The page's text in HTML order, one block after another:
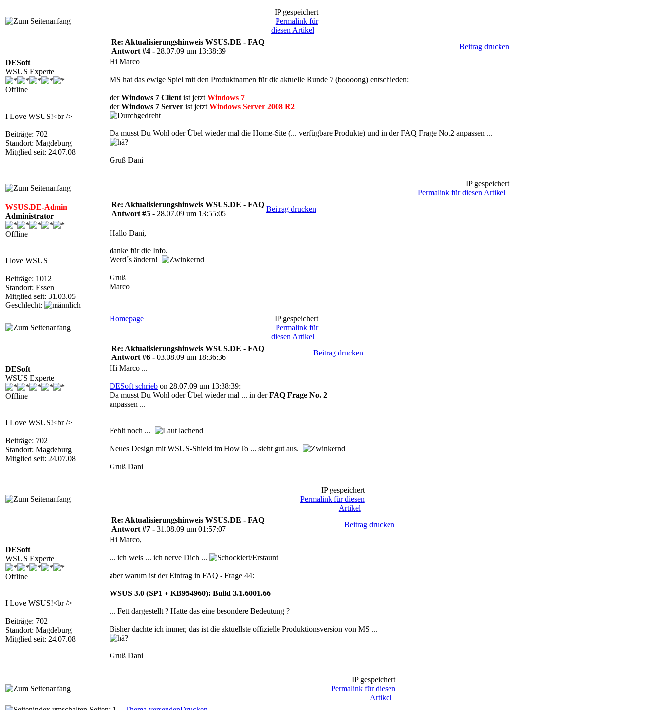
IP gespeichert
Permalink für
diesen Artikel
DESoft
WSUS Experte
Offline
I Love WSUS!<br />
Beiträge: 702
Standort: Magdeburg
Mitglied seit: 24.07.08
Re: Aktualisierungshinweis WSUS.DE - FAQ
Antwort #4 - 28.07.09 um 13:38:39
Beitrag drucken
Hi Marco
MS hat das ewige Spiel mit den Produktnamen für die aktuelle Runde 7 (boooong) entschieden:
derWindows 7 Client ist jetzt Windows 7
derWindows 7 Server ist jetzt Windows Server 2008 R2
Da musst Du Wohl oder Übel wieder mal die Home-Site (... verfügbare Produkte) und in der FAQ Frage No.2 anpassen ...
Gruß Dani
IP gespeichert
Permalink für diesen Artikel
WSUS.DE-Admin
Administrator
Offline
I love WSUS
Beiträge: 1012
Standort: Essen
Mitglied seit: 31.03.05
Geschlecht:
Re: Aktualisierungshinweis WSUS.DE - FAQ
Antwort #5 - 28.07.09 um 13:55:05
Beitrag drucken
Hallo Dani,
danke für die Info.
Werd´s ändern!
Gruß
Marco
Homepage
IP gespeichert
Permalink für
diesen Artikel
DESoft
WSUS Experte
Offline
I Love WSUS!<br />
Beiträge: 702
Standort: Magdeburg
Mitglied seit: 24.07.08
Re: Aktualisierungshinweis WSUS.DE - FAQ
Antwort #6 - 03.08.09 um 18:36:36
Beitrag drucken
Hi Marco ...
DESoft schrieb on 28.07.09 um 13:38:39:
Da musst Du Wohl oder Übel wieder mal ... in derFAQ Frage No. 2
anpassen ...
Fehlt noch ...
Neues Design mit WSUS-Shield im HowTo ... sieht gut aus.
Gruß Dani
IP gespeichert
Permalink für diesen
Artikel
DESoft
WSUS Experte
Offline
I Love WSUS!<br />
Beiträge: 702
Standort: Magdeburg
Mitglied seit: 24.07.08
Re: Aktualisierungshinweis WSUS.DE - FAQ
Antwort #7 - 31.08.09 um 01:57:07
Beitrag drucken
Hi Marco,
... ich weis ... ich nerve Dich ...
aber warum ist der Eintrag in FAQ - Frage 44:
WSUS 3.0 (SP1 + KB954960): Build 3.1.6001.66
... Fett dargestellt ? Hatte das eine besondere Bedeutung ?
Bisher dachte ich immer, das ist die aktuellste offizielle Produktionsversion von MS ...
Gruß Dani
IP gespeichert
Permalink für diesen
Artikel